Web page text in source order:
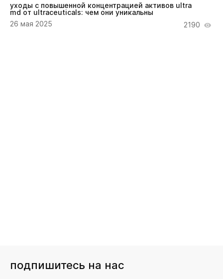
уходы с повышенной концентрацией активов ultra
md от ultraceuticals: чем они уникальны
26 мая 2025
2190
подпишитесь на нас